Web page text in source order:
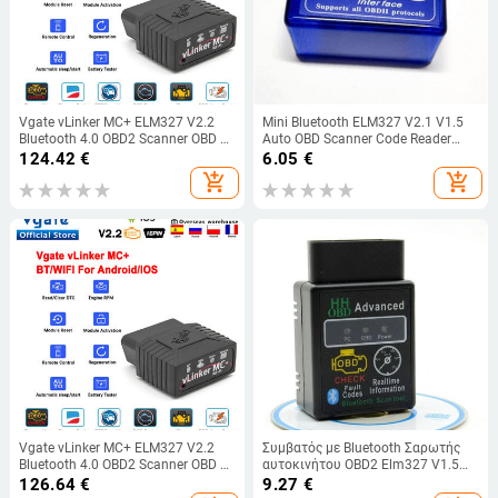
Vgate vLinker MC+ ELM327 V2.2
Bluetooth 4.0 OBD2 Scanner OBD 2
WIFI BimmerCode FORScan Auto
Car Diagnostic tools ELM 327 V 1 5
124.42 €
add_shopping_cart
Mini Bluetooth ELM327 V2.1 V1.5
Auto OBD Scanner Code Reader
Tool Diagnostic Car Car Protocols
Super ELM 327 for Android OBDII
Protocols
6.05 €
add_shopping_cart
Vgate vLinker MC+ ELM327 V2.2
Bluetooth 4.0 OBD2 Scanner OBD 2
WIFI BimmerCode FORScan Auto
126.64 €
Συμβατός με Bluetooth Σαρωτής
αυτοκινήτου OBD2 Elm327 V1.5
Αναγνώστης κώδικα OBDII
9.27 €